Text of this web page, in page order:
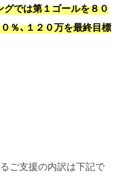
では第１ゴールを８０
％、１２０万を最終目標
ご支援の内訳は下記で